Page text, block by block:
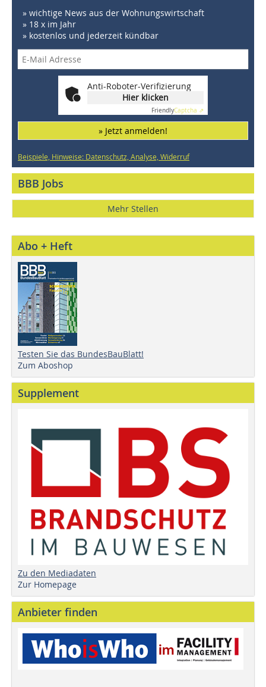
» wichtige News aus der Wohnungswirtschaft
» 18 x im Jahr
» kostenlos und jederzeit kündbar
Anti-Roboter-Verifizierung
Hier klicken
FriendlyCaptcha ⇗
» Jetzt anmelden!
Beispiele, Hinweise: Datenschutz, Analyse, Widerruf
BBB Jobs
Mehr Stellen
Abo + Heft
Testen Sie das BundesBauBlatt!
Zum Aboshop
Supplement
Zu den Mediadaten
Zur Homepage
Anbieter finden